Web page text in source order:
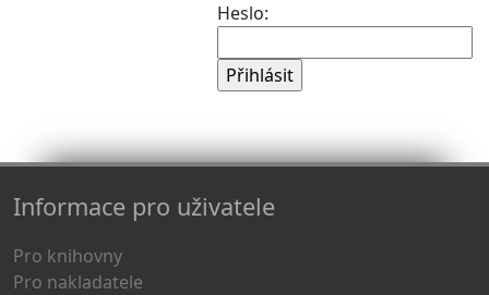
Heslo:
Informace pro uživatele
Pro knihovny
Pro nakladatele